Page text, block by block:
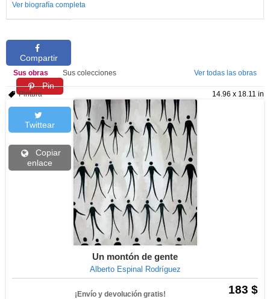
Ver biografía completa
Compartir
Pin
Twittear
Copiar
enlace
Sus obras Sus colecciones Ver todas las obras
14.96 x 18.11 in
Pintura
Un montón de gente
Alberto Espinal Rodríguez
183 $
¡Envío y devolución gratis!